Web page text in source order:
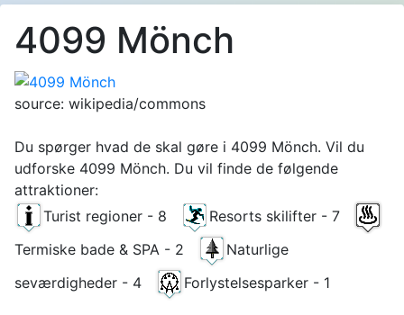
4099 Mönch
source: wikipedia/commons
Du spørger hvad de skal gøre i 4099 Mönch. Vil du
udforske 4099 Mönch. Du vil finde de følgende
attraktioner:
Turist regioner - 8
Resorts skilifter - 7
Termiske bade & SPA - 2
Naturlige
seværdigheder - 4
Forlystelsesparker - 1